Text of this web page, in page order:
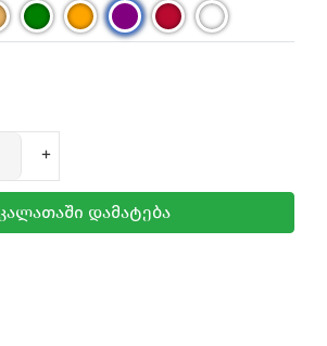
Mice & Keyboard
კალათაში დამატება